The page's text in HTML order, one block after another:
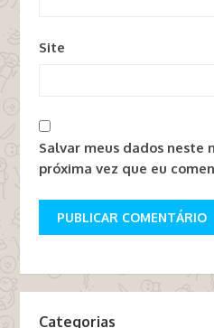
Site
Salvar meus dados neste
próxima vez que eu
Categorias